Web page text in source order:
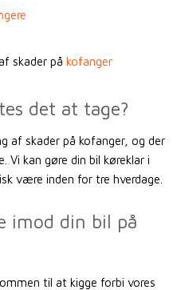
skader på kofanger
det at tage?
af skader på kofanger, og der
Vi kan gøre din bil køreklar i
være inden for tre hverdage.
imod din bil på
til at kigge forbi vores